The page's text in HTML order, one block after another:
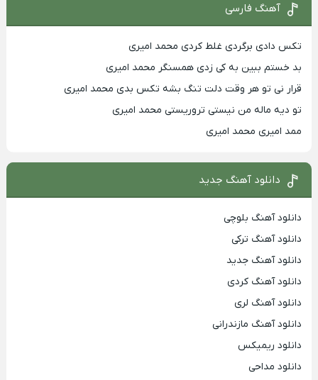
آهنگ فارسی
تکس دادی برگردی غلط کردی محمد امیری
بد خستم ببین به کی زدی همسنگر محمد امیری
قرار نی تو هر وقت دلت تنگ بشه تکس بدی محمد امیری
تو دیه ماله من نیستی تروریستی محمد امیری
ممد امیری محمد امیری
دانلود آهنگ جدید
دانلود آهنگ بلوچی
دانلود آهنگ ترکی
دانلود آهنگ جدید
دانلود آهنگ کردی
دانلود آهنگ لری
دانلود آهنگ مازندرانی
دانلود ریمیکس
دانلود مداحی